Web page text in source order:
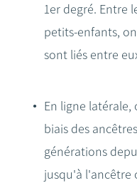
1er degré. Entre
petits-enfants,
sont liés entre
En ligne
biais des
générations
jusqu'à l'ancêtre